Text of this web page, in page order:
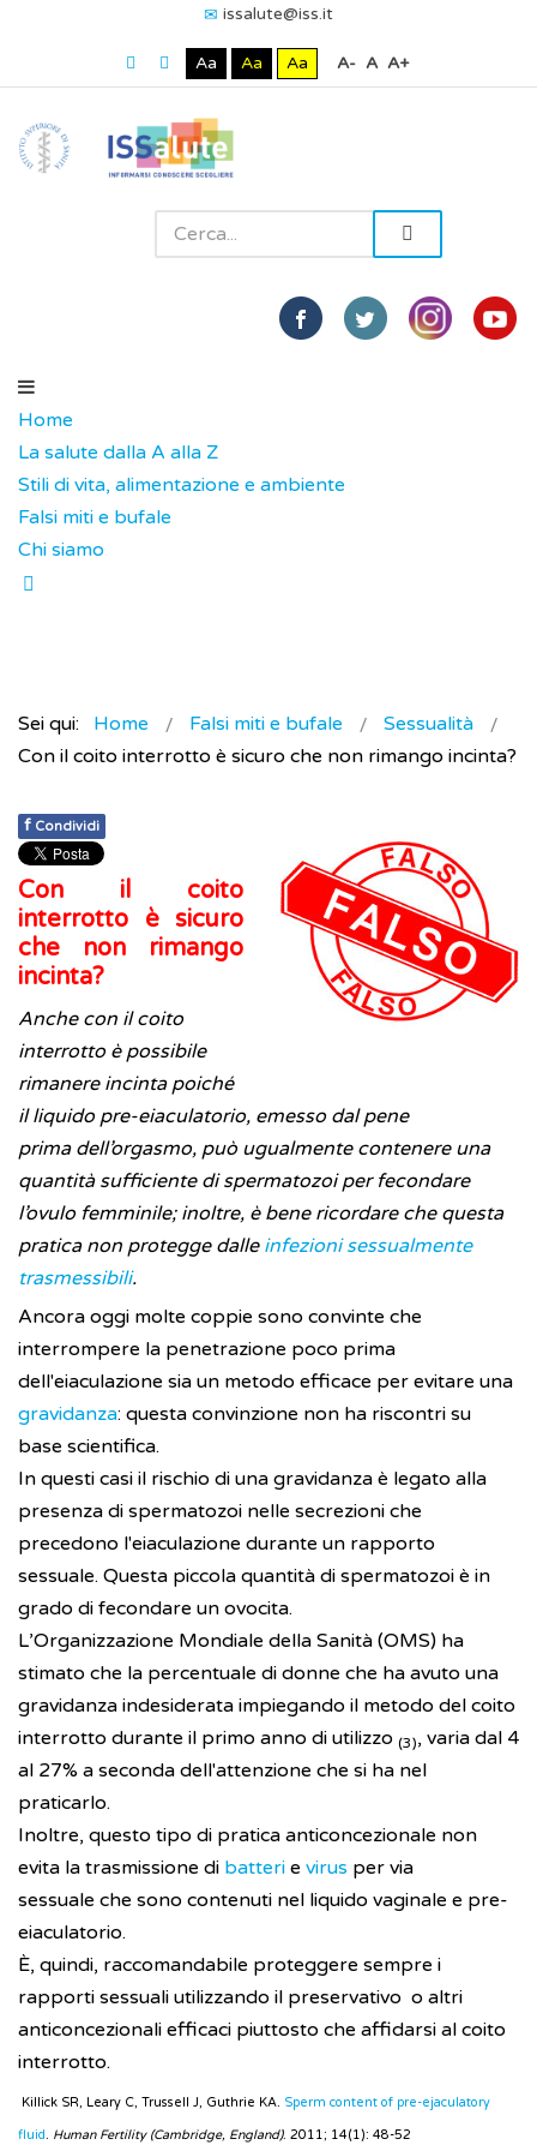
issalute@iss.it
Aa Aa Aa A- A A+
Home
La salute dalla A alla Z
Stili di vita, alimentazione e ambiente
Falsi miti e bufale
Chi siamo
Sei qui: Home Falsi miti e bufale
Sessualità
Con il coito interrotto è sicuro che non rimango incinta?
f Condividi
Con il coito
interrotto è sicuro
che non rimango
incinta?
Anche con il coito
interrotto è possibile
rimanere incinta poiché
il liquido pre-eiaculatorio, emesso dal pene
prima dell’orgasmo, può ugualmente contenere una
quantità sufficiente di spermatozoi per fecondare
l’ovulo femminile; inoltre, è bene ricordare che questa
pratica non protegge dalle infezioni sessualmente
trasmessibili.
Ancora oggi molte coppie sono convinte che
interrompere la penetrazione poco prima
dell'eiaculazione sia un metodo efficace per evitare una
gravidanza: questa convinzione non ha riscontri su
base scientifica.
In questi casi il rischio di una gravidanza è legato alla
presenza di spermatozoi nelle secrezioni che
precedono l'eiaculazione durante un rapporto
sessuale. Questa piccola quantità di spermatozoi è in
grado di fecondare un ovocita.
L’Organizzazione Mondiale della Sanità (OMS) ha
stimato che la percentuale di donne che ha avuto una
gravidanza indesiderata impiegando il metodo del coito
interrotto durante il primo anno di utilizzo (3), varia dal 4
al 27% a seconda dell'attenzione che si ha nel
praticarlo.
Inoltre, questo tipo di pratica anticoncezionale non
evita la trasmissione di batteri e virus per via
sessuale che sono contenuti nel liquido vaginale e pre-
eiaculatorio.
È, quindi, raccomandabile proteggere sempre i
rapporti sessuali utilizzando il preservativo o altri
anticoncezionali efficaci piuttosto che affidarsi al coito
interrotto.
Killick SR, Leary C, Trussell J, Guthrie KA. Sperm content of pre-ejaculatory
fluid. Human Fertility (Cambridge, England). 2011; 14(1): 48-52